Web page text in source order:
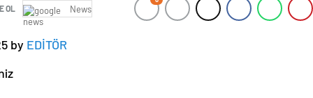
OL News
by EDİTÖR